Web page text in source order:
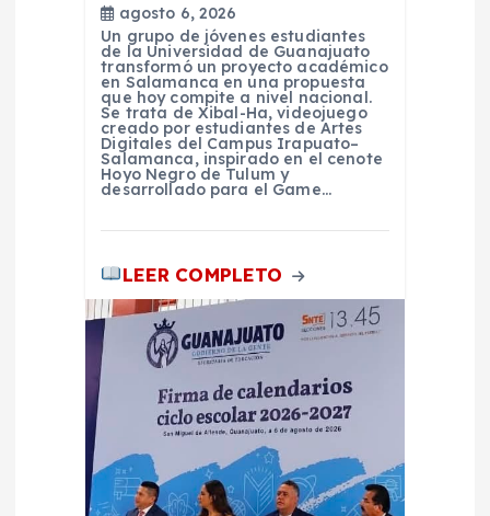
agosto 6, 2026
Un grupo de jóvenes estudiantes
de la Universidad de Guanajuato
transformó un proyecto académico
en Salamanca en una propuesta
que hoy compite a nivel nacional.
Se trata de Xibal-Ha, videojuego
creado por estudiantes de Artes
Digitales del Campus Irapuato–
Salamanca, inspirado en el cenote
Hoyo Negro de Tulum y
desarrollado para el Game…
LEER COMPLETO